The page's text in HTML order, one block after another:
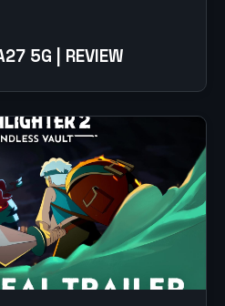
5G | REVIEW